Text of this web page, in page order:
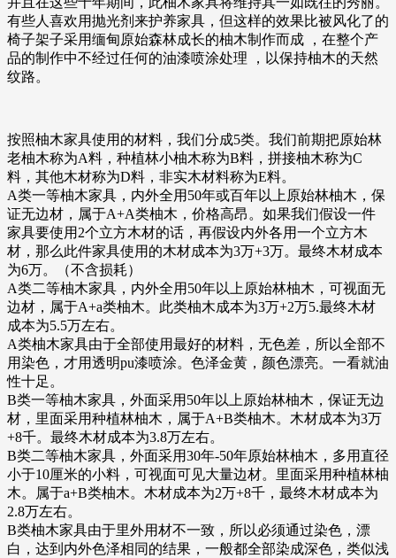
有些人喜欢用抛光剂来护养家具，但这样的效果比被风化了的
椅子架子采用缅甸原始森林成长的柚木制作而成 ，在整个产
品的制作中不经过任何的油漆喷涂处理 ，以保持柚木的天然
纹路。
按照柚木家具使用的材料，我们分成5类。我们前期把原始林
老柚木称为A料，种植林小柚木称为B料，拼接柚木称为C
料，其他木材称为D料，非实木材料称为E料。
A类一等柚木家具，内外全用50年或百年以上原始林柚木，保
证无边材，属于A+A类柚木，价格高昂。如果我们假设一件
家具要使用2个立方木材的话，再假设内外各用一个立方木
材，那么此件家具使用的木材成本为3万+3万。最终木材成本
为6万。（不含损耗）
A类二等柚木家具，内外全用50年以上原始林柚木，可视面无
边材，属于A+a类柚木。此类柚木成本为3万+2万5.最终木材
成本为5.5万左右。
A类柚木家具由于全部使用最好的材料，无色差，所以全部不
用染色，才用透明pu漆喷涂。色泽金黄，颜色漂亮。一看就油
性十足。
B类一等柚木家具，外面采用50年以上原始林柚木，保证无边
材，里面采用种植林柚木，属于A+B类柚木。木材成本为3万
+8千。最终木材成本为3.8万左右。
B类二等柚木家具，外面采用30年-50年原始林柚木，多用直径
小于10厘米的小料，可视面可见大量边材。里面采用种植林柚
木。属于a+B类柚木。木材成本为2万+8千，最终木材成本为
2.8万左右。
B类柚木家具由于里外用材不一致，所以必须通过染色，漂
白，达到内外色泽相同的结果，一般都全部染成深色，类似浅